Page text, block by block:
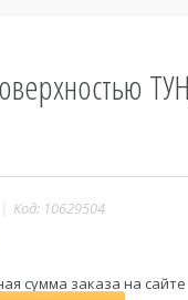
Код: 10629504
сумма заказа на